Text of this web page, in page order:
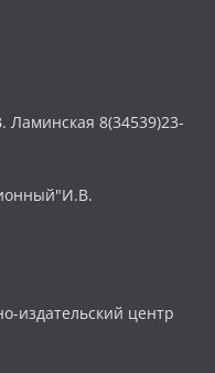
Ламинская 8(34539)23-
издательский центр